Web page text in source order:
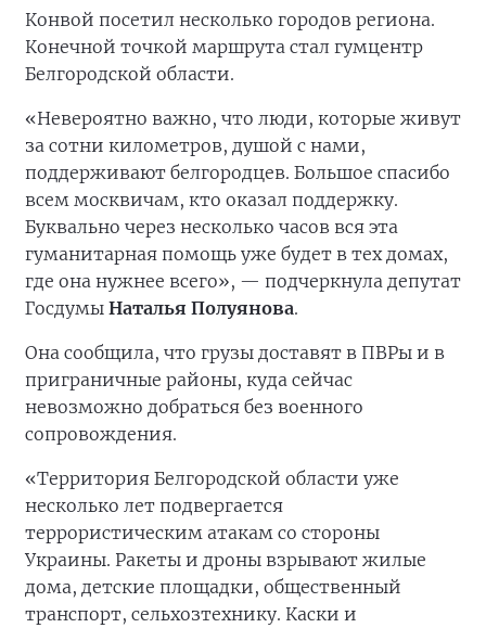
Конвой посетил несколько городов региона.
Конечной точкой маршрута стал гумцентр
Белгородской области.
«Невероятно важно, что люди, которые живут
за сотни километров, душой с нами,
поддерживают белгородцев. Большое спасибо
всем москвичам, кто оказал поддержку.
Буквально через несколько часов вся эта
гуманитарная помощь уже будет в тех домах,
где она нужнее всего», — подчеркнула депутат
Госдумы Наталья Полуянова.
Она сообщила, что грузы доставят в ПВРы и в
приграничные районы, куда сейчас
невозможно добраться без военного
сопровождения.
«Территория Белгородской области уже
несколько лет подвергается
террористическим атакам со стороны
Украины. Ракеты и дроны взрывают жилые
дома, детские площадки, общественный
транспорт, сельхозтехнику. Каски и